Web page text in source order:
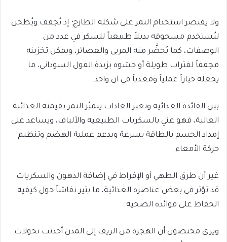
ولا يقتصر استخدام التمر على شكله الطازج؛ إذ يُجفف ويُطحن
ليُستخدم مسحوقه بديلاً طبيعياً للسكر في عدد من
الوصفات، كما يُحضَّر منه المربى والعصائر، ويمكن تخزينه
مجففاً لفترات طويلة أو حشوه بزبدة الفول السوداني، ما
يجعله خياراً عملياً ومغذياً في آن واحد.
بين الفائدة الغذائية وتغير العادات يتميّز التمر بقيمته الغذائية
العالية، فهو غني بالسكريات الطبيعية والألياف، ويساعد على
إمداد الجسم بالطاقة بسرعة ويدعم عملية الهضم وتنظيم
حركة الأمعاء.
غير أن طرق الطهي أو الإفراط في إضافة الدهون والسكريات
قد تؤثر في بعض عناصره الغذائية، ما يثير نقاشاً حول كيفية
الحفاظ على فوائده الصحية.
ويرى مختصون أن الهجرة من الريف إلى المدن أحدثت تحولات